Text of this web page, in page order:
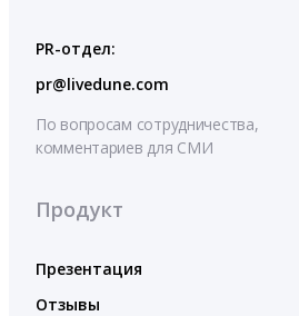
PR-отдел:
pr@livedune.com
По вопросам сотрудничества,
комментариев для СМИ
Продукт
Презентация
Отзывы